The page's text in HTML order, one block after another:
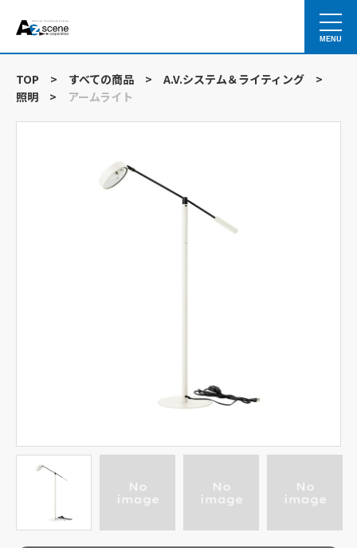
MENU
TOP > すべての商品 > A.V.システム＆ライティング
>
照明
> アームライト